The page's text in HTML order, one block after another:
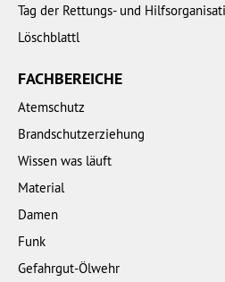
Tag der Rettungs- und
Löschblattl
FACHBEREICHE
Atemschutz
Brandschutzerziehung
Wissen was läuft
Material
Damen
Funk
Gefahrgut-Ölwehr